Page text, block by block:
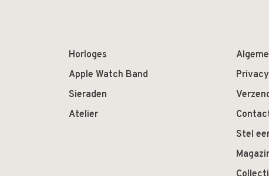
Horloges
Apple Watch Band
Sieraden
Atelier
Stel